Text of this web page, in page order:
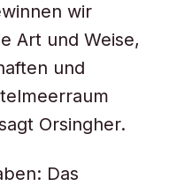
wir
Art und Weise,
und
Orsingher.
Das